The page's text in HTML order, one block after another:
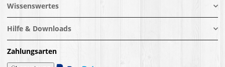
Wissenswertes
Hilfe & Downloads
Zahlungsarten